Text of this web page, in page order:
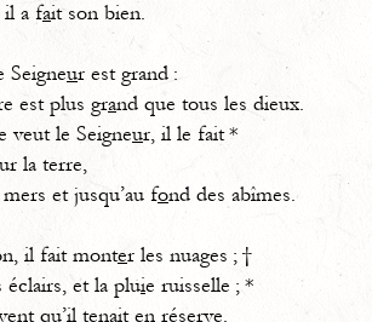
il a fait son bien.
Seigneur est grand :
est plus grand que tous les dieux.
veut le Seigneur, il le fait *
la terre,
et jusqu’au fond des abîmes.
il fait monter les nuages ; †
éclairs, et la pluie ruisselle ; *
qu’il tenait en réserve.